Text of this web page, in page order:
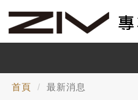
首頁 最新消息